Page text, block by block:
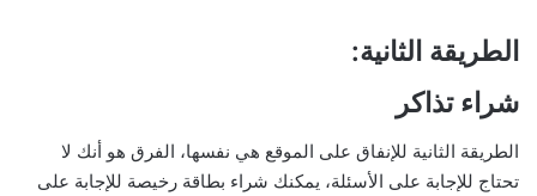
الطريقة الثانية:
شراء تذاكر
الطريقة الثانية للإنفاق على الموقع هي نفسها، الفرق هو أنك لا
تحتاج للإجابة على الأسئلة، يمكنك شراء بطاقة رخيصة للإجابة على